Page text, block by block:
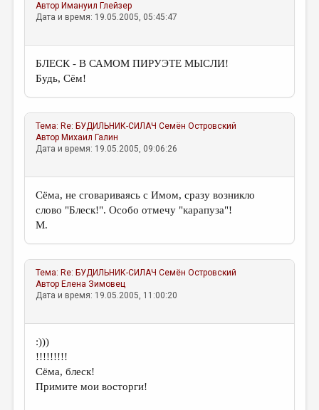
ОТ РЕДАКЦИИ
МАЛАЯ ПРОЗА
ЭССЕИСТИКА
ЛИТЕРАТУРОВЕДЕНИЕ
КУЛЬТУРОВЕДЕНИЕ
ПУБЛИЦИСТИКА
ЦИКЛЫ ПУБЛИКАЦИЙ
ТРЕДИАКОВСКИЙ
МЕДИА
ВКОНТАКТЕ
Автор Имануил Глейзер
Дата и время: 19.05.2005, 05:45:47
БЛЕСК - В САМОМ ПИРУЭТЕ МЫСЛИ!
Будь, Сём!
Тема: Re: БУДИЛЬНИК-СИЛАЧ Семён Островский
Автор Михаил Галин
Дата и время: 19.05.2005, 09:06:26
Сёма, не сговариваясь с Имом, сразу возникло
слово "Блеск!". Особо отмечу "карапуза"!
М.
Тема: Re: БУДИЛЬНИК-СИЛАЧ Семён Островский
Автор Елена Зимовец
Дата и время: 19.05.2005, 11:00:20
:)))
!!!!!!!!!
Сёма, блеск!
Примите мои восторги!